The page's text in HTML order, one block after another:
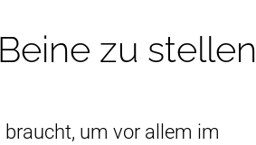
zu
um vor allem im